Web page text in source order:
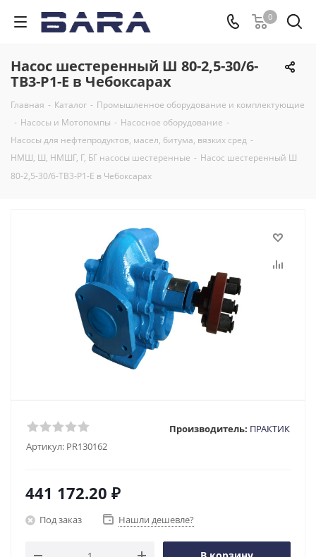
0
Насос шестеренный Ш 80-2,5-30/6-
ТВ3-Р1-Е в Чебоксарах
Главная - Каталог - Промышленное оборудование и комплектующие
- Насосы и Мотопомпы - Насосное оборудование -
Насосы для нефтепродуктов, масел, битума, вязких сред -
НМШ, Ш, НМШГ, Г, БГ насосы шестеренные - Насос шестеренный Ш
80-2,5-30/6-ТВ3-Р1-Е в Чебоксарах
Артикул: PR130162
Производитель: ПРАКТИК
441 172.20 ₽
Под заказ Нашли дешевле?